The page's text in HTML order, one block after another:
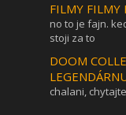
FILMY FILMY
no to je fajn.
stoji za to
DOOM
chalani,